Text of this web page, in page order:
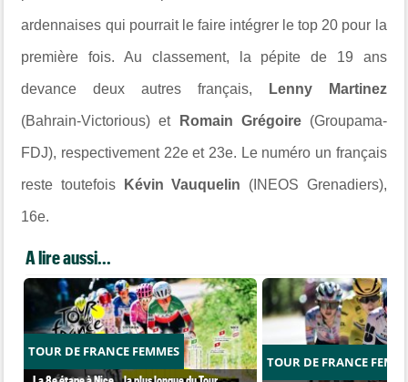
ardennaises qui pourrait le faire intégrer le top 20 pour la
première fois. Au classement, la pépite de 19 ans
devance deux autres français, Lenny Martinez
(Bahrain-Victorious) et Romain Grégoire (Groupama-
FDJ), respectivement 22e et 23e. Le numéro un français
reste toutefois Kévin Vauquelin (INEOS Grenadiers),
16e.
A lire aussi...
TOUR DE FRANCE FEMMES
La 8e étape à Nice… la plus longue du Tour
TOUR DE FRANCE